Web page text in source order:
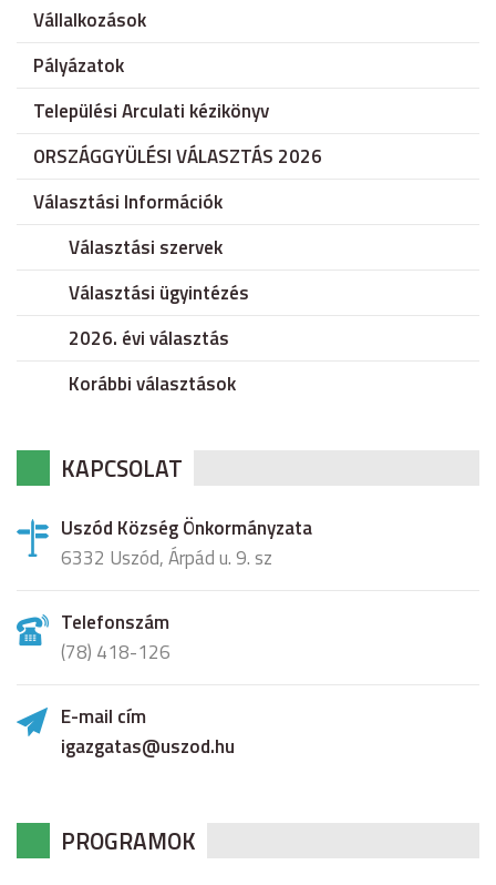
Vállalkozások
Pályázatok
Települési Arculati kézikönyv
ORSZÁGGYÜLÉSI VÁLASZTÁS 2026
Választási Információk
Választási szervek
Választási ügyintézés
2026. évi választás
Korábbi választások
KAPCSOLAT
Uszód Község Önkormányzata
6332 Uszód, Árpád u. 9. sz
Telefonszám
(78) 418-126
E-mail cím
igazgatas@uszod.hu
PROGRAMOK